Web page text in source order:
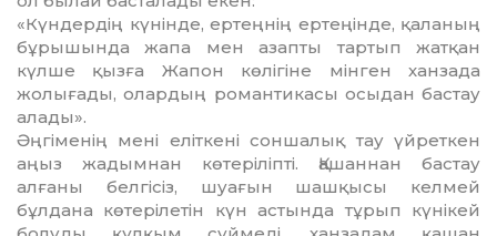
«Күндердің күнінде, ертеңнің ертеңінде, қаланың
бұрышында жапа мен азапты тартып жатқан
күлше қызға Жапон көлігіне мінген ханзада
жолығады, олардың романтикасы осыдан бастау
алады».
Әңгіменің мені еліткені сон­шалық тау үйреткен
аңыз жадымнан көтеріліпті. Қашаннан бастау
алғаны белгісіз, шуағын шашқысы келмей
бұлдана көтерілетін күн астында тұрып күнікей